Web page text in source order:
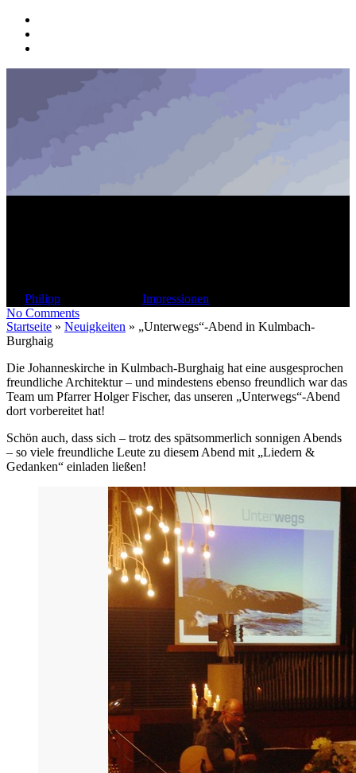
Philipp
Impressionen
No Comments
Startseite » Neuigkeiten » „Unterwegs“-Abend in Kulmbach-
Burghaig
Die Johanneskirche in Kulmbach-Burghaig hat eine ausgesprochen
freundliche Architektur – und mindestens ebenso freundlich war das
Team um Pfarrer Holger Fischer, das unseren „Unterwegs“-Abend
dort vorbereitet hat!
Schön auch, dass sich – trotz des spätsommerlich sonnigen Abends
– so viele freundliche Leute zu diesem Abend mit „Liedern &
Gedanken“ einladen ließen!